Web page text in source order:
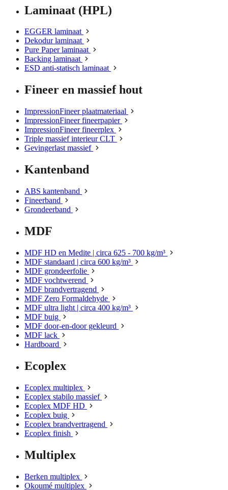
Laminaat (HPL)
EGGER laminaat
Dekodur laminaat
Pure Paper laminaat
Backing laminaat
ESD anti-statisch laminaat
Fineer en massief hout
ImpressionFineer plaatmateriaal
ImpressionFineer fineerpapier
ImpressionFineer fineerplex
Triple massief interieur CLT
Gevingerlast massief
Kantenband
ABS kantenband
Fineerband
Grondeerband
MDF
MDF HD en Medite | circa 625 - 700 kg/m³
MDF standaard | circa 600 kg/m³
MDF grondeerfolie
MDF vochtwerend
MDF brandvertragend
MDF Zero Formaldehyde
MDF ultra light | circa 400 kg/m³
MDF buig
MDF door-en-door gekleurd
MDF lack
Hardboard
Ecoplex
Ecoplex multiplex
Ecoplex stabilo massief
Ecoplex MDF HD
Ecoplex buig
Ecoplex brandvertragend
Ecoplex finish
Multiplex
Berken multiplex
Okoumé multiplex